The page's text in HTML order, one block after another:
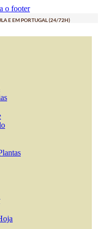
o footer
E EM PORTUGAL (24/72H)